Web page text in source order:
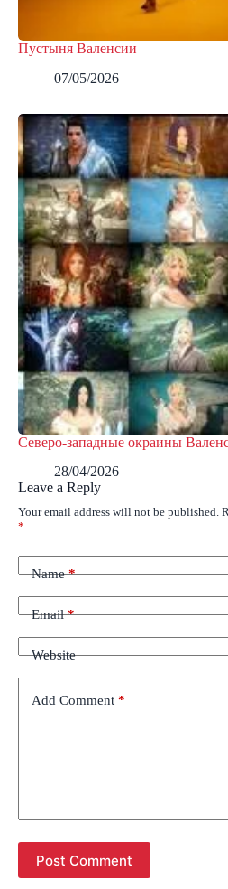
Пустыня Валенсии
07/05/2026
Северо-западные окраины
28/04/2026
Leave a Reply
Your email address will not be published.
*
Name*
Email*
Website
Add Comment *
Post Comment